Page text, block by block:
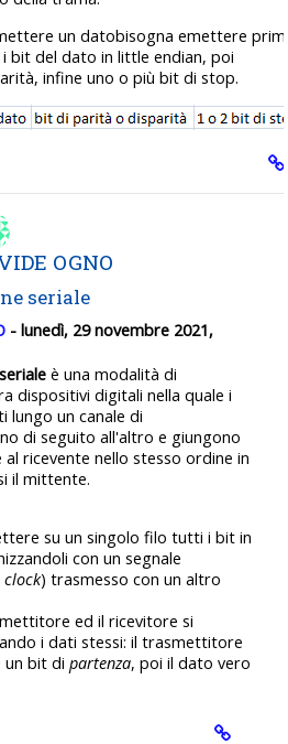
un datobisogna emettere
bit del dato in little endian, poi
infine uno o più bit di stop.
OGNO
seriale
- lunedì, 29 novembre 2021,
seriale è una modalità di
dispositivi digitali nella quale i
un canale di
di seguito all'altro e giungono
al ricevente nello stesso ordine in
il mittente.
su un singolo filo tutti i bit in
con un segnale
clock) trasmesso con un altro
ed il ricevitore si
i dati stessi: il trasmettitore
un bit di partenza, poi il dato vero